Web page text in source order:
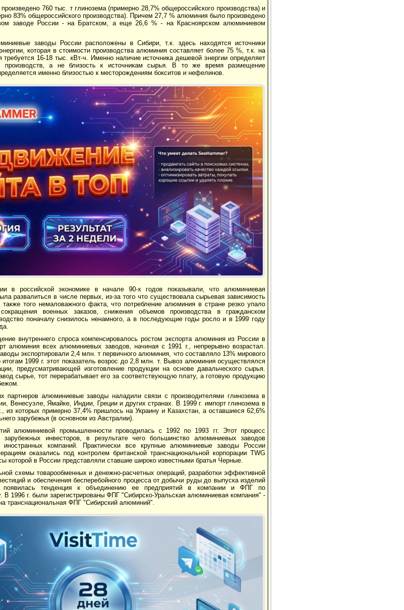
760 тыс. т глинозема (примерно 28,7% общероссийского производства) и
83% общероссийского производства). Причем 27,7 % алюминия было произведено
заводе России - на Братском, а еще 26,6 % - на Красноярском алюминиевом
заводы России расположены в Сибири, т.к. здесь находятся источники
которая в стоимости производства алюминия составляет более 75 %, т.к. на
16-18 тыс. кВт-ч. Именно наличие источника дешевой энергии определяет
производств, а не близость к источникам сырья. В то же время размещение
именно близостью к месторождениям бокситов и нефелинов.
Реклама
в российской экономике в начале 90-х годов показывали, что алюминиевая
развалиться в числе первых, из-за того что существовала сырьевая зависимость
того немаловажного факта, что потребление алюминия в стране резко упало
военных заказов, снижения объемов производства в гражданском
поначалу снизилось ненамного, а в последующие годы росло и в 1999 году
внутреннего спроса компенсировалось ростом экспорта алюминия из России в
алюминия всех алюминиевых заводов, начиная с 1991 г., непрерывно возрастал.
экспортировали 2,4 млн. т первичного алюминия, что составляло 13% мирового
1999 г. этот показатель возрос до 2,8 млн. т. Вывоз алюминия осуществлялся
предусматривающей изготовление продукции на основе давальческого сырья.
сырье, тот перерабатывает его за соответствующую плату, а готовую продукцию
партнеров алюминиевые заводы наладили связи с производителями глинозема в
Венесуэле, Ямайке, Индии, Греции и других странах. В 1999 г. импорт глинозема в
из которых примерно 37,4% пришлось на Украину и Казахстан, а оставшиеся 62,6%
зарубежья (в основном из Австралии).
алюминиевой промышленности проводилась с 1992 по 1993 гг. Этот процесс
инвесторов, в результате чего большинство алюминиевых заводов
иностранных компаний. Практически все крупные алюминиевые заводы России
оказались под контролем британской транснациональной корпорации TWG
которой в России представляли ставшие широко известными братья Черные.
схемы товарообменных и денежно-расчетных операций, разработки эффективной
и обеспечения бесперебойного процесса от добычи руды до выпуска изделий
тенденция к объединению ее предприятий в компании и ФПГ по
В 1996 г. были зарегистрированы ФПГ "Сибирско-Уральская алюминиевая компания" -
транснациональная ФПГ "Сибирский алюминий".